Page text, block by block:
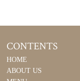
CONTENTS
HOME
ABOUT US